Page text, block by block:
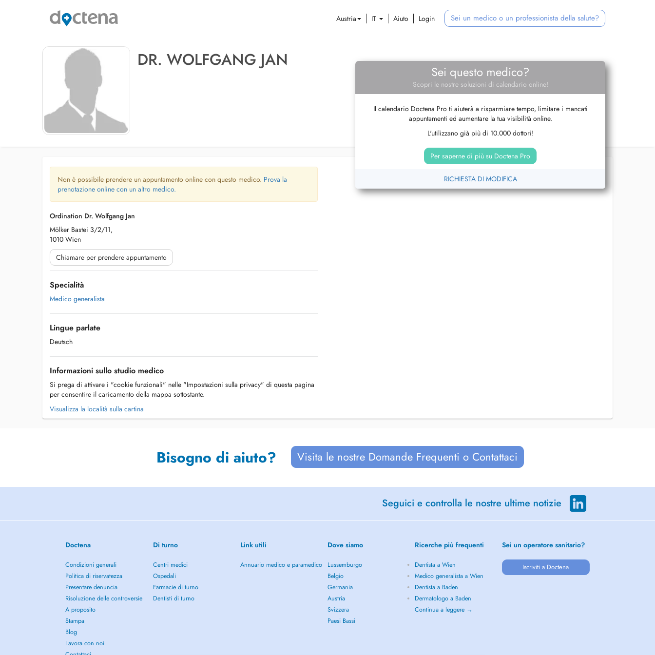
Austria IT Aiuto Login Sei un medico o un professionista della salute?
DR. WOLFGANG JAN
Sei questo medico?
Scopri le nostre soluzioni di calendario online!
Il calendario Doctena Pro ti aiuterà a risparmiare tempo, limitare i mancati
appuntamenti ed aumentare la tua visibilità online.
L'utilizzano già più di 10.000 dottori!
Per saperne di più su Doctena Pro
RICHIESTA DI MODIFICA
Non è possibile prendere un appuntamento online con questo medico. Prova la
prenotazione online con un altro medico.
Ordination Dr. Wolfgang Jan
Mölker Bastei 3/2/11,
1010 Wien
Chiamare per prendere appuntamento
Specialità
Medico generalista
Lingue parlate
Deutsch
Informazioni sullo studio medico
Si prega di attivare i "cookie funzionali" nelle "Impostazioni sulla privacy" di questa pagina
per consentire il caricamento della mappa sottostante.
Visualizza la località sulla cartina
Bisogno di aiuto? Visita le nostre Domande Frequenti o Contattaci
Seguici e controlla le nostre ultime notizie
Doctena
Condizioni generali
Politica di riservatezza
Presentare denuncia
Risoluzione delle controversie
A proposito
Stampa
Blog
Lavora con noi
Di turno
Centri medici
Ospedali
Farmacie di turno
Dentisti di turno
Link utili
Annuario medico e paramedico
Dove siamo
Lussemburgo
Belgio
Germania
Austria
Svizzera
Paesi Bassi
Ricerche più frequenti
Dentista a Wien
Medico generalista a Wien
Dentista a Baden
Dermatologo a Baden
Continua a leggere →
Sei un operatore sanitario?
Iscriviti a Doctena